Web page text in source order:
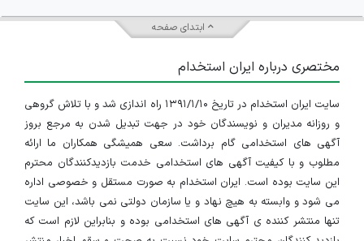
ابتدای صفحه
مختصری درباره ایران استخدام
سایت ایران استخدام در تاریخ ۱۳۹۱/۱/۱۰ راه اندازی شد و با تلاش گروهی
و روزانه مدیران و نویسندگان خود در جهت تبدیل شدن به مرجع بروز
آگهی های استخدامی گام برداشت. سعی همیشگی همکاران ما ارائه
مطلوب و با کیفیت آگهی های استخدامی خدمت بازدیدکنندگان محترم
این سایت بوده است. ایران استخدام به صورت مستقل و خصوصی اداره
می شود و وابسته به هیچ نهاد و یا سازمان دولتی نمی باشد، این سایت
تنها منتشر کننده ی آگهی های استخدامی بوده و بنابراین لازم است که